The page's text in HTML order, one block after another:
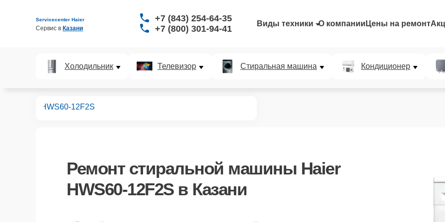
Servicecenter Haier
Сервис в Казани
+7 (843) 254-64-35
+7 (800) 301-94-41
Виды техники О компании Цены на ремонт
Холодильник Телевизор Стиральная машина Кондиционер
HWS60-12F2S
Ремонт стиральной машины Haier
HWS60-12F2Sв Казани